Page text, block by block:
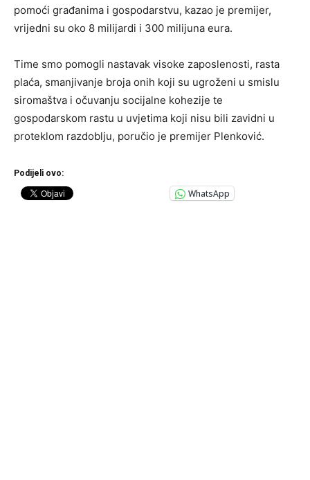
pomoći građanima i gospodarstvu, kazao je premijer,
vrijedni su oko 8 milijardi i 300 milijuna eura.
Time smo pomogli nastavak visoke zaposlenosti, rasta
plaća, smanjivanje broja onih koji su ugroženi u smislu
siromaštva i očuvanju socijalne kohezije te
gospodarskom rastu u uvjetima koji nisu bili zavidni u
proteklom razdoblju, poručio je premijer Plenković.
Podijeli ovo:
WhatsApp